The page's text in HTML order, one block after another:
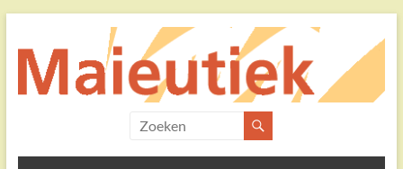
inhoud
Maieutiek
Filosofische